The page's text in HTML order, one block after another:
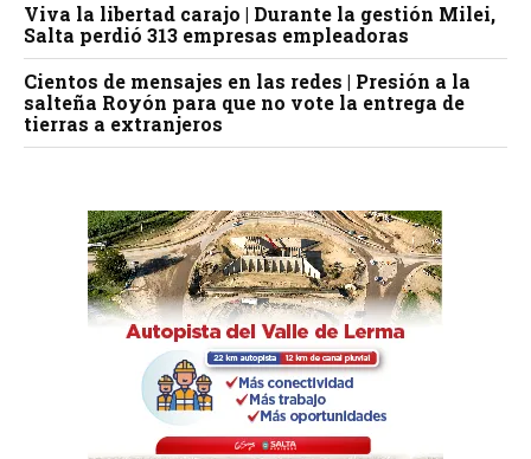
Viva la libertad carajo | Durante la gestión Milei,
Salta perdió 313 empresas empleadoras
Cientos de mensajes en las redes | Presión a la
salteña Royón para que no vote la entrega de
tierras a extranjeros